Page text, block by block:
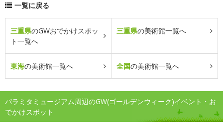
一覧に戻る
三重県のGWおでかけスポッ
ト一覧へ
三重県の美術館一覧へ
東海の美術館一覧へ 全国の美術館一覧へ
パラミタミュージアム周辺のGW(ゴールデンウィーク)イベント・お
でかけスポット